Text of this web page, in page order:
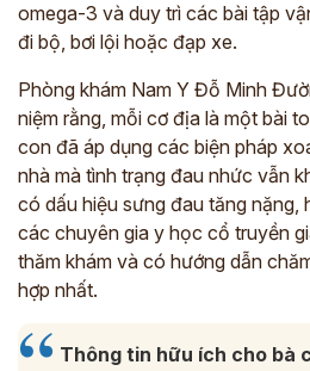
omega-3 và duy trì các bài tập
đi bộ, bơi lội hoặc đạp xe.
Phòng khám Nam Y Đỗ Minh
niệm rằng, mỗi cơ địa là một bài
con đã áp dụng các biện pháp
nhà mà tình trạng đau nhức vẫn
có dấu hiệu sưng đau tăng nặng,
các chuyên gia y học cổ truyền
thăm khám và có hướng dẫn
hợp nhất.
Thông tin hữu ích cho bà